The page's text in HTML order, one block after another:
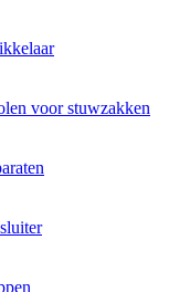
voor stuwzakken